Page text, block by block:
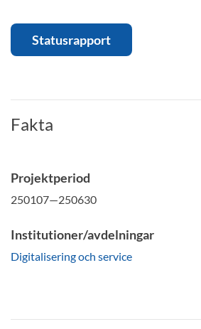
Statusrapport
Fakta
Projektperiod
250107—250630
Institutioner/avdelningar
Digitalisering och service